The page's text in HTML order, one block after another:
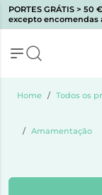
PORTES GRÁTIS > 50
excepto encomendas
Home Todos os
Amamentação